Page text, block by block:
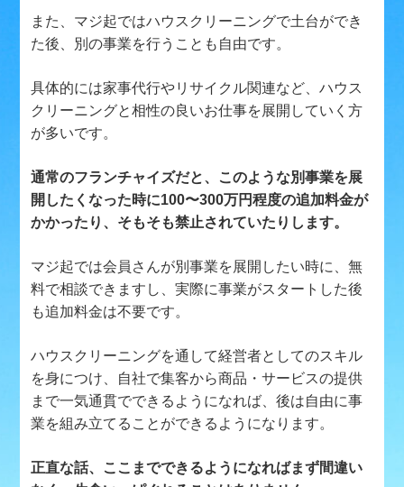
また、マジ起ではハウスクリーニングで土台ができ
た後、別の事業を行うことも自由です。
具体的には家事代行やリサイクル関連など、ハウス
クリーニングと相性の良いお仕事を展開していく方
が多いです。
通常のフランチャイズだと、このような別事業を展
開したくなった時に100〜300万円程度の追加料金が
かかったり、そもそも禁止されていたりします。
マジ起では会員さんが別事業を展開したい時に、無
料で相談できますし、実際に事業がスタートした後
も追加料金は不要です。
ハウスクリーニングを通して経営者としてのスキル
を身につけ、自社で集客から商品・サービスの提供
まで一気通貫でできるようになれば、後は自由に事
業を組み立てることができるようになります。
正直な話、ここまでできるようになればまず間違い